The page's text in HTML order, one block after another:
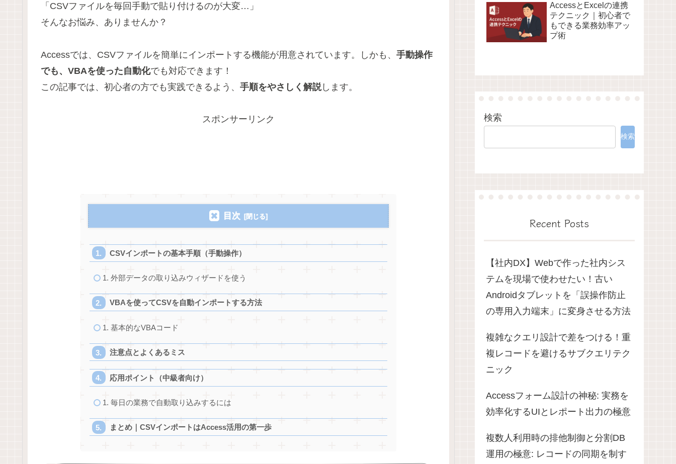
「CSVファイルを毎回手動で貼り付けるのが大変…」
そんなお悩み、ありませんか？
Accessでは、CSVファイルを簡単にインポートする機能が用意されています。しかも、 手動操作
でも、VBAを使った自動化でも対応できます！
この記事では、初心者の方でも実践できるよう、 手順をやさしく解説します。
スポンサーリンク
目次
CSVインポートの基本手順（手動操作）
1. 外部データの取り込みウィザードを使う
VBAを使ってCSVを自動インポートする方法
1. 基本的なVBAコード
注意点とよくあるミス
応用ポイント（中級者向け）
1. 毎日の業務で自動取り込みするには
まとめ｜CSVインポートはAccess活用の第一歩
AccessとExcelの連携
テクニック｜初心者で
もできる業務効率アッ
プ術
検索
検索
Recent Posts
【社内DX】Webで作った社内シス
テムを現場で使わせたい！古い
Androidタブレットを「誤操作防止
の専用入力端末」に変身させる方法
複雑なクエリ設計で差をつける！重
複レコードを避けるサブクエリテク
ニック
Accessフォーム設計の神秘: 実務を
効率化するUIとレポート出力の極意
複数人利用時の排他制御と分割DB
運用の極意: レコードの同期を制す